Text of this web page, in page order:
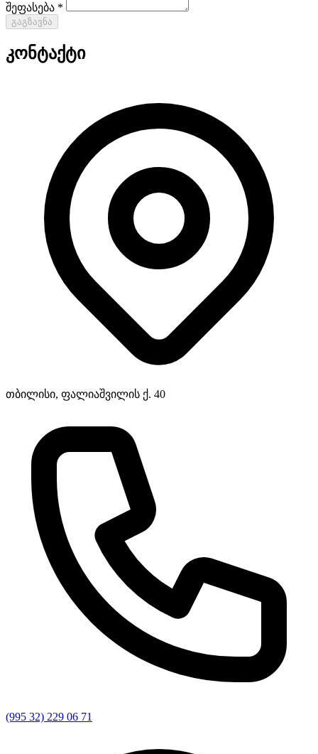
შეფასება *
გაგზავნა
კონტაქტი
თბილისი, ფალიაშვილის ქ. 40
(995 32) 229 06 71